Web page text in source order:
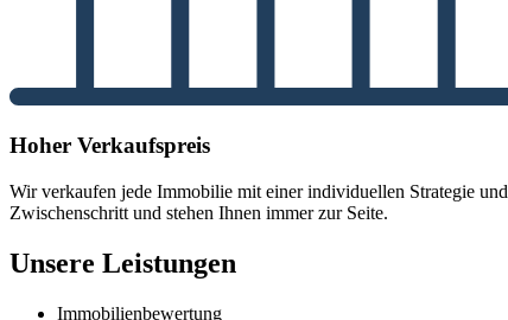
Hoher Verkaufspreis
Wir verkaufen jede Immobilie mit einer individuellen Strategie
Zwischenschritt und stehen Ihnen immer zur Seite.
Unsere Leistungen
Immobilienbewertung